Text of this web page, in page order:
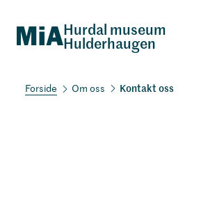
Hurdal museum
Hulderhaugen
Om oss Kontakt oss